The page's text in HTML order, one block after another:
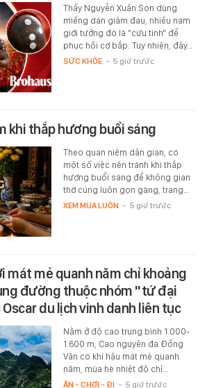
Thấy Nguyễn Xuân Son dùng
miếng dán giảm đau, nhiều nam
giới tưởng đó là "cứu tinh" để
phục hồi cơ bắp. Tuy nhiên, đây…
SỨC KHỎE - 5 giờ trước
khi thắp hương buổi sáng
Theo quan niệm dân gian, có
một số việc nên tránh khi thắp
hương buổi sáng để không gian
thờ cúng luôn gọn gàng, trang…
XEM MUA LUÔN - 5 giờ trước
mát mẻ quanh năm chỉ khoảng
đường thuộc nhóm "tứ đại
du lịch vinh danh liên tục
Nằm ở độ cao trung bình 1.000-
1.600 m, Cao nguyên đá Đồng
Văn có khí hậu mát mẻ quanh
năm, mùa hè nhiệt độ chỉ…
ĂN - CHƠI - ĐI - 5 giờ trước